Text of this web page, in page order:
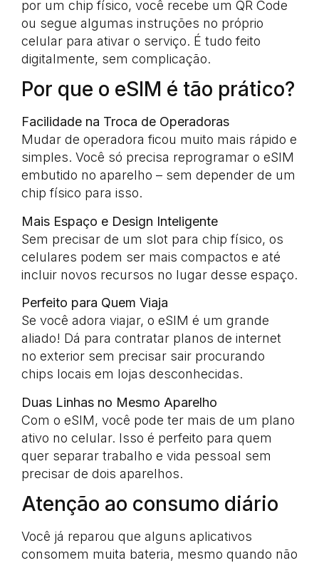
por um chip físico, você recebe um QR Code
ou segue algumas instruções no próprio
celular para ativar o serviço. É tudo feito
digitalmente, sem complicação.
Por que o eSIM é tão prático?
Facilidade na Troca de Operadoras
Mudar de operadora ficou muito mais rápido e
simples. Você só precisa reprogramar o eSIM
embutido no aparelho – sem depender de um
chip físico para isso.
Mais Espaço e Design Inteligente
Sem precisar de um slot para chip físico, os
celulares podem ser mais compactos e até
incluir novos recursos no lugar desse espaço.
Perfeito para Quem Viaja
Se você adora viajar, o eSIM é um grande
aliado! Dá para contratar planos de internet
no exterior sem precisar sair procurando
chips locais em lojas desconhecidas.
Duas Linhas no Mesmo Aparelho
Com o eSIM, você pode ter mais de um plano
ativo no celular. Isso é perfeito para quem
quer separar trabalho e vida pessoal sem
precisar de dois aparelhos.
Atenção ao consumo diário
Você já reparou que alguns aplicativos
consomem muita bateria, mesmo quando não